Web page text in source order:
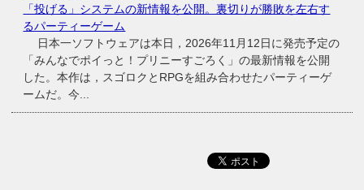
「投げる」システムの新情報を公開。裏切りが勝敗を左右す
るパーティーゲーム
日本一ソフトウェアは本日，2026年11月12日に発売予定の
「みんなでポイっと！プリニーすごろく」の最新情報を公開
した。本作は，スゴロクとRPGを組み合わせたパーティーゲ
ームだ。今...